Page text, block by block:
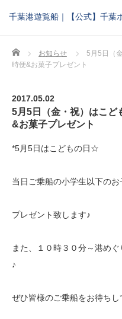
千葉港遊覧船｜【公式】千葉
Home お知らせ
5月5日（
時便&お菓子プレゼント
2017.05.02
5月5日（金・祝）はこ
&お菓子プレゼント
*5月5日はこどもの日☆
当日ご乗船の小学生以下の
プレゼント致します♪
また、１０時３０分～港め
♪
ぜひ皆様のご乗船をお待ちし